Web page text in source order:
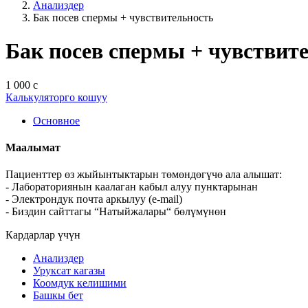
Анализдер
Бак посев спермы + чувствительность
Бак посев спермы +
1 000 с
Калькуляторго кошуу
Основное
Маалымат
Пациенттер өз жыйынтыктарын төмөндөгүчө ала алышат:
- Лабораториянын каалаган кабыл алуу пунктарынан
- Электрондук почта аркылуу (e-mail)
- Биздин сайттагы “Натыйжалары“ бөлүмүнөн
Кардарлар үчүн
Анализдер
Уруксат кагазы
Коомдук келишими
Башкы бет